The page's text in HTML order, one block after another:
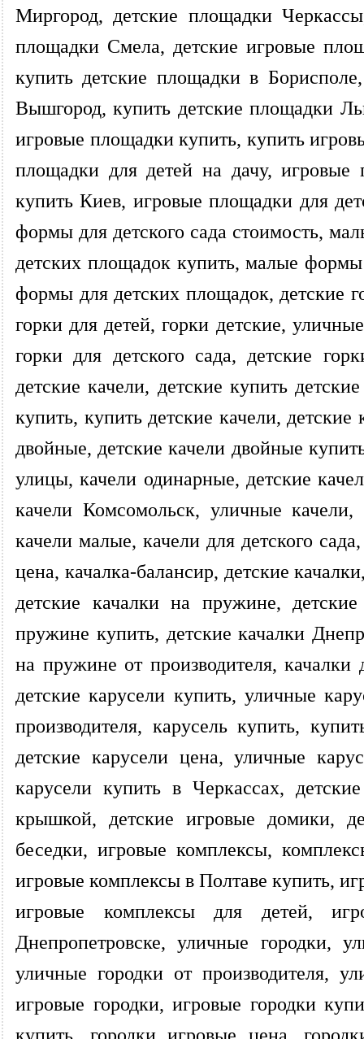
Миргород, детские площадки
площадки Смела, детские игровые
купить детские площадки в
Вышгород, купить детские площадки
игровые площадки купить, купить
площадки для детей на дачу,
купить Киев, игровые площадки для
формы для детского сада стоимость,
детских площадок купить, малые
формы для детских площадок, детские
горки для детей, горки детские,
горки для детского сада, детские
детские качели, детские купить
купить, купить детские качели,
двойные, детские качели двойные
улицы, качели одинарные, детские
качели Комсомольск, уличные
качели малые, качели для детского
цена, качалка-балансир, детские
детские качалки на пружине,
пружине купить, детские качалки
на пружине от производителя,
детские карусели купить, уличные
производителя, карусель купить,
детские карусели цена, уличные
карусели купить в Черкассах,
крышкой, детские игровые домики,
беседки, игровые комплексы,
игровые комплексы в Полтаве купить,
игровые комплексы для детей,
Днепропетровске, уличные городки,
уличные городки от производителя,
игровые городки, игровые городки